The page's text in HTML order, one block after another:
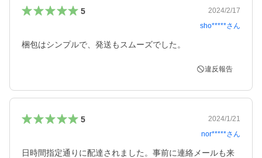
5
2024/2/17
sho*****さん
梱包はシンプルで、発送もスムーズでした。
違反報告
5
2024/1/21
nor*****さん
日時間指定通りに配達されました。事前に連絡メールも来